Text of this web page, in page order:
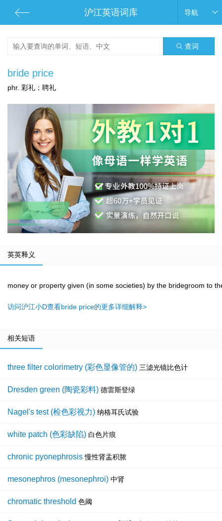
沪江英语词库 导航
查词
bride price
phr. 彩礼；聘礼
英英释义
money or property given (in some societies) by the bridegroom to
访问沪江小D查看bride price的更多详细解释>
相关短语
three filter colorimetry (彩色显像管的) 三滤光镜比色计
Dresden green (陶瓷彩料) 德雷斯登绿
Nagel's test (检色彩视力) 纳格耳氏试验
white patch (色彩缺陷) 白色片痕
chronic pyonephrosis 慢性肾盂积脓
mesonephros (mesonephroi) 中肾
chromatic threshold 色阈